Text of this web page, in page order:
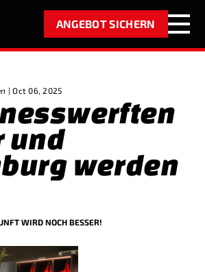
ANGEBOT SICHERN
| Oct 06, 2025
und
werden
WIRD NOCH BESSER!